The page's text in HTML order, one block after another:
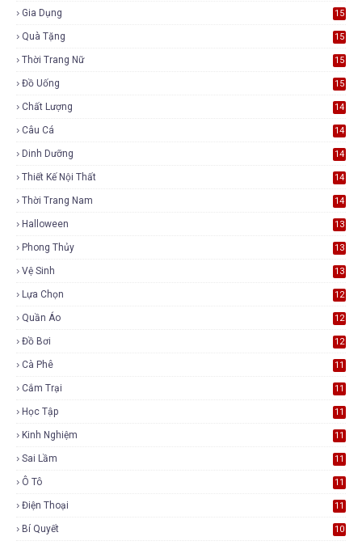
Gia Dụng 15
Quà Tặng 15
Thời Trang Nữ 15
Đồ Uống 15
Chất Lượng 14
Câu Cá 14
Dinh Dưỡng 14
Thiết Kế Nội Thất 14
Thời Trang Nam 14
Halloween 13
Phong Thủy 13
Vệ Sinh 13
Lựa Chọn 12
Quần Áo 12
Đồ Bơi 12
Cà Phê 11
Cắm Trại 11
Học Tập 11
Kinh Nghiệm 11
Sai Lầm 11
Ô Tô 11
Điện Thoại 11
Bí Quyết 10